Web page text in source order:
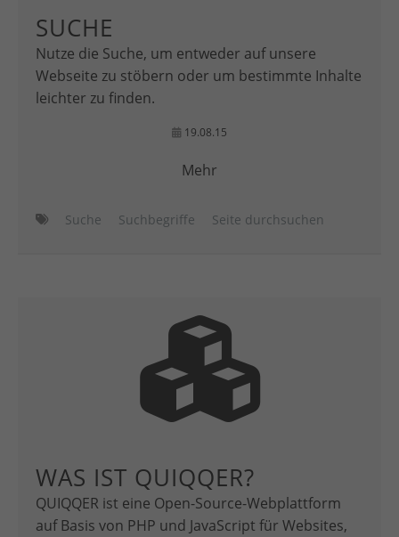
SUCHE
Nutze die Suche, um entweder auf unsere
Webseite zu stöbern oder um bestimmte Inhalte
leichter zu finden.
19.08.15
Mehr
Suche Suchbegriffe Seite durchsuchen
WAS IST QUIQQER?
QUIQQER ist eine Open-Source-Webplattform
auf Basis von PHP und JavaScript für Websites,